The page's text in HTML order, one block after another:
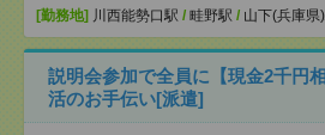
[勤務地] 川西能勢口駅 / 畦野駅 / 山下(兵庫県
説明会参加で全員に【現金2千円
活のお手伝い[派遣]